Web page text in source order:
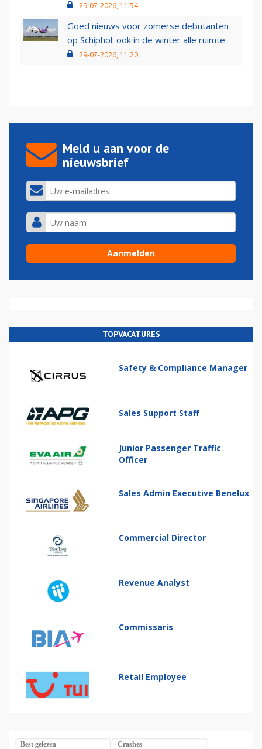
29-07-2026, 11:54
Goed nieuws voor zomerse debutanten
op Schiphol: ook in de winter alle ruimte
29-07-2026, 11:20
Meld u aan voor de
nieuwsbrief
TOPVACATURES
Safety & Compliance Manager
Sales Support Staff
Junior Passenger Traffic
Officer
Sales Admin Executive Benelux
Commercial Director
Revenue Analyst
Commissaris
Retail Employee
Best gelezen Crashes